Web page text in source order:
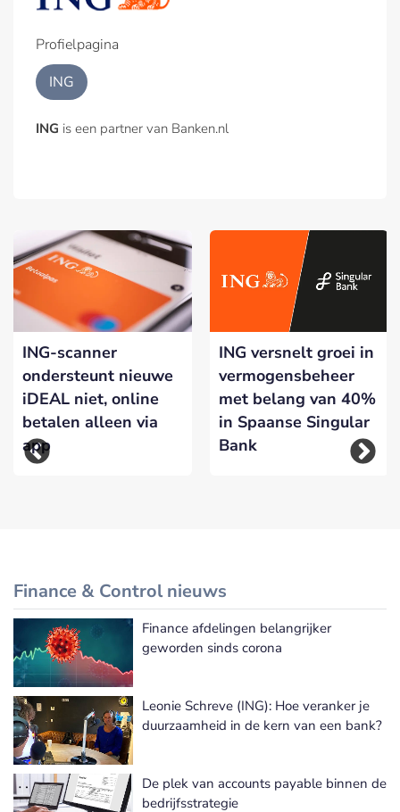
Profielpagina
ING
ING is een partner van Banken.nl
ING-scanner
ondersteunt nieuwe
iDEAL niet, online
betalen alleen via
app
ING versnelt groei in
vermogensbeheer
met belang van 40%
in Spaanse Singular
Bank
Finance & Control nieuws
Meer Finance & Control nieuws
Finance afdelingen belangrijker
geworden sinds corona
Leonie Schreve (ING): Hoe veranker je
duurzaamheid in de kern van een bank?
De plek van accounts payable binnen de
bedrijfsstrategie